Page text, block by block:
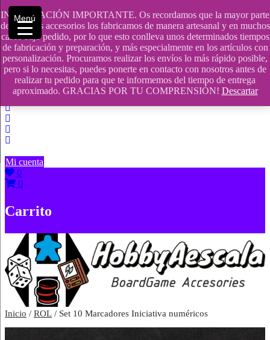
INFORMACIÓN IMPORTANTE. Os recordamos que la mayor parte
de nuestros accesorios los fabricamos de manera artesanal y en muchos
casos bajo pedido, por lo que esto conlleva unos determinados tiempos
de fabricación y preparación, y más especialmente en los artículos con
personalización. Procuramos realizar los envíos lo más rápido posible,
pero si lo necesitas, puedes ponerte en contacto con nosotros antes de
realizar tu pedido para que te informemos del tiempo de entrega
aproximado. GRACIAS POR TU COMPRENSIÓN! Descartar
Saltar
contenido
609241475 SOLO DE 10:00 a 14:00
info@hobbyaescala.com
San Fernando de Henares
10:00 - 14:00
Mi cuenta
0
0
Carrito
Inicio / ROL / Set 10 Marcadores Iniciativa numéricos
Menú